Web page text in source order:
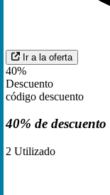
Ir a la oferta
40%
Descuento
código descuento
40% de descuento
2 Utilizado